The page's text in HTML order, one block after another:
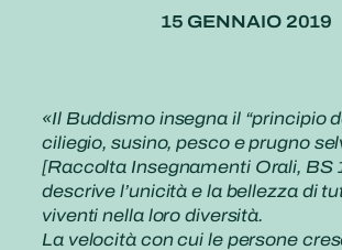
15 GENNAIO 2019
«Il Buddismo insegna il “principio
ciliegio, susino, pesco e prugno
[Raccolta Insegnamenti Orali, BS
descrive l’unicità e la bellezza di
viventi nella loro diversità.
La velocità con cui le persone